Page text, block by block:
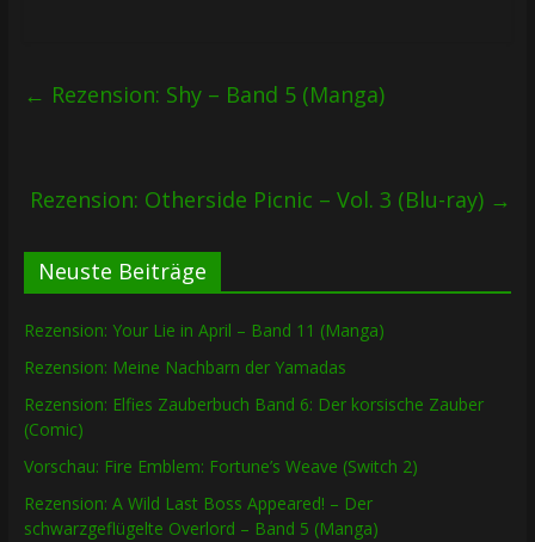
← Rezension: Shy – Band 5 (Manga)
Rezension: Otherside Picnic – Vol. 3 (Blu-ray) →
Neuste Beiträge
Rezension: Your Lie in April – Band 11 (Manga)
Rezension: Meine Nachbarn der Yamadas
Rezension: Elfies Zauberbuch Band 6: Der korsische Zauber
(Comic)
Vorschau: Fire Emblem: Fortune’s Weave (Switch 2)
Rezension: A Wild Last Boss Appeared! – Der
schwarzgeflügelte Overlord – Band 5 (Manga)